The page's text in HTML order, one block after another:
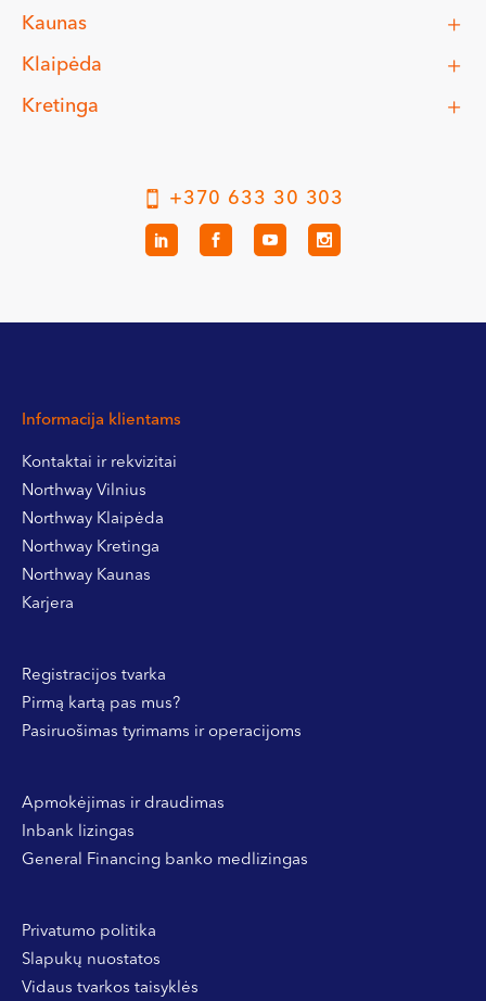
Kaunas
Klaipėda
Kretinga
+370 633 30 303
Informacija klientams
Kontaktai ir rekvizitai
Northway Vilnius
Northway Klaipėda
Northway Kretinga
Northway Kaunas
Karjera
Registracijos tvarka
Pirmą kartą pas mus?
Pasiruošimas tyrimams ir operacijoms
Apmokėjimas ir draudimas
Inbank lizingas
General Financing banko medlizingas
Privatumo politika
Slapukų nuostatos
Vidaus tvarkos taisyklės